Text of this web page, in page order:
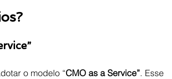
o modelo “CMO as a Service”. Esse